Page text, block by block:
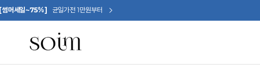
[썸머세일~75%] 균일가전 1만원부터